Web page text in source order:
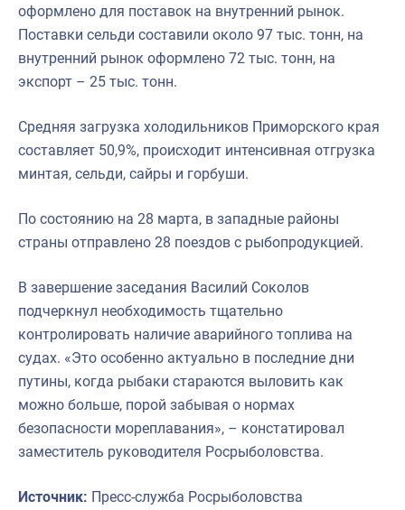
оформлено для поставок на внутренний рынок.
Поставки сельди составили около 97 тыс. тонн, на
внутренний рынок оформлено 72 тыс. тонн, на
экспорт – 25 тыс. тонн.
Средняя загрузка холодильников Приморского края
составляет 50,9%, происходит интенсивная отгрузка
минтая, сельди, сайры и горбуши.
По состоянию на 28 марта, в западные районы
страны отправлено 28 поездов с рыбопродукцией.
В завершение заседания Василий Соколов
подчеркнул необходимость тщательно
контролировать наличие аварийного топлива на
судах. «Это особенно актуально в последние дни
путины, когда рыбаки стараются выловить как
можно больше, порой забывая о нормах
безопасности мореплавания», – констатировал
заместитель руководителя Росрыболовства.
Источник: Пресс-служба Росрыболовства